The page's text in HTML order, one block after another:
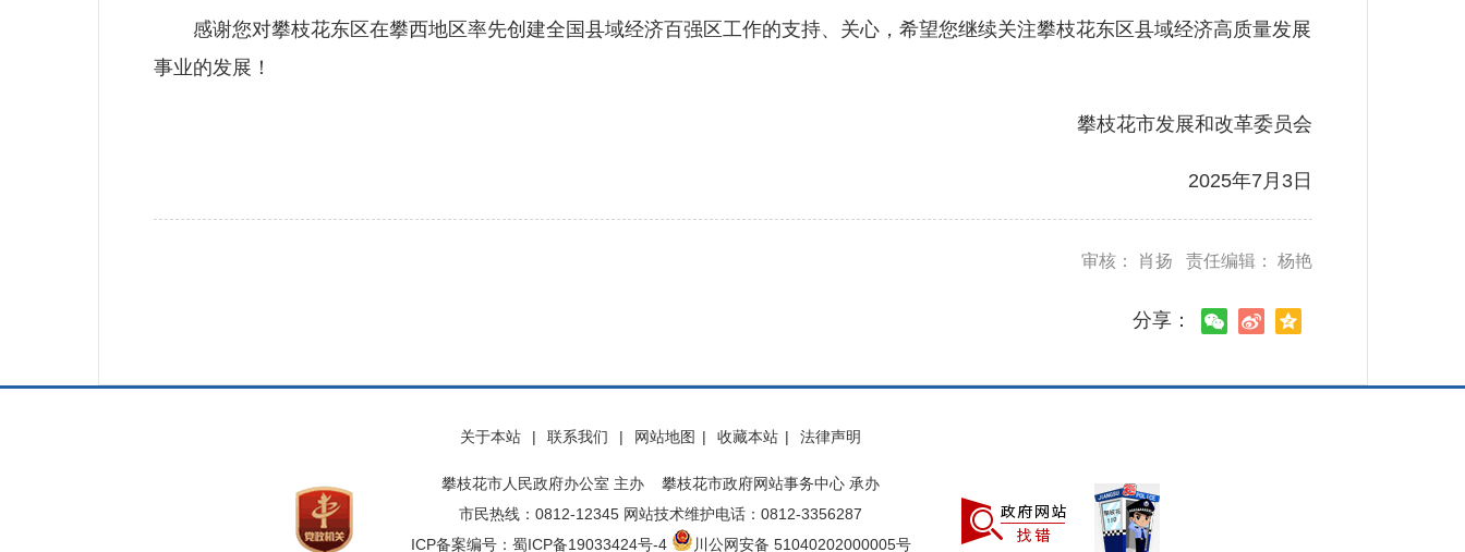
感谢您对攀枝花东区在攀西地区率先创建全国县域经济百强区工作的支持、关心，希望您继续关注攀枝花东区县域经济高质量发展
事业的发展！
攀枝花市发展和改革委员会
2025年7月3日
审核： 肖扬 责任编辑： 杨艳
分享：
关于本站 | 联系我们 | 网站地图 | 收藏本站 | 法律声明
攀枝花市人民政府办公室 主办 攀枝花市政府网站事务中心 承办
市民热线：0812-12345 网站技术维护电话：0812-3356287
ICP备案编号：蜀ICP备19033424号-4
川公网安备 51040202000005号